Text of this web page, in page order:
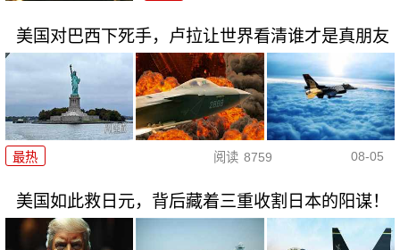
美国对巴西下死手，卢拉让世界看清谁才是真朋友
最热 阅读 8759 08-05
美国如此救日元，背后藏着三重收割日本的阳谋！